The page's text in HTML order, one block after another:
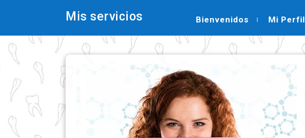
Bienvenidos Mi Perfil
Mis servicios